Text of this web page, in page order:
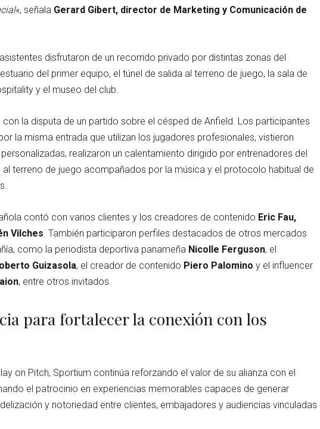
«, señala Gerard Gibert, director de Marketing y Comunicación de
disfrutaron de un recorrido privado por distintas zonas del
del primer equipo, el túnel de salida al terreno de juego, la sala de
y el museo del club.
la disputa de un partido sobre el césped de Anfield. Los participantes
la misma entrada que utilizan los jugadores profesionales, vistieron
realizaron un calentamiento dirigido por entrenadores del
al terreno de juego acompañados por la música y el protocolo habitual de
contó con varios clientes y los creadores de contenido Eric Fau,
Vilches . También participaron perfiles destacados de otros mercados
como la periodista deportiva panameña Nicolle Ferguson, el
Guizasola, el creador de contenido Piero Palomino y el influencer
, entre otros invitados.
para fortalecer la conexión con los
on Pitch, Sportium continúa reforzando el valor de su alianza con el
el patrocinio en experiencias memorables capaces de generar
y notoriedad entre clientes, embajadores y audiencias vinculadas